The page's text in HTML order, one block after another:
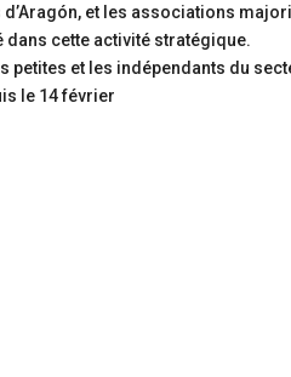
d’Aragón, et les associations
dans cette activité stratégique.
et les indépendants du
le 14 février